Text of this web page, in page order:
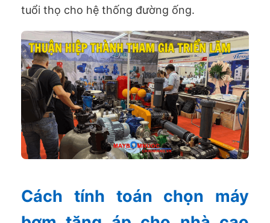
tuổi thọ cho hệ thống đường ống.
Cách tính toán chọn máy